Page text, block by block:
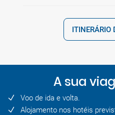
ITINERÁRIO
A sua
Voo de ida e volta.
Alojamento nos hotéis